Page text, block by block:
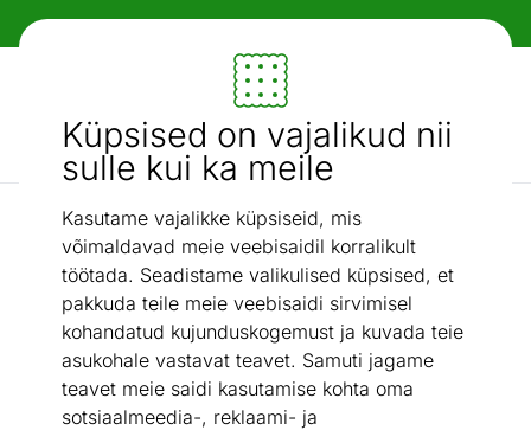
Küpsised on vajalikud nii
sulle kui ka meile
Kasutame vajalikke küpsiseid, mis
võimaldavad meie veebisaidil korralikult
töötada. Seadistame valikulised küpsised, et
pakkuda teile meie veebisaidi sirvimisel
kohandatud kujunduskogemust ja kuvada teie
asukohale vastavat teavet. Samuti jagame
teavet meie saidi kasutamise kohta oma
sotsiaalmeedia-, reklaami- ja
Tasuta transport!
Mööbel ja sisustus - ON24
Otsi...
AI otsing
Aktiivne tegevus
Batuudid Mänguväljakud
Mängumajad Liumäed
Liivakastid